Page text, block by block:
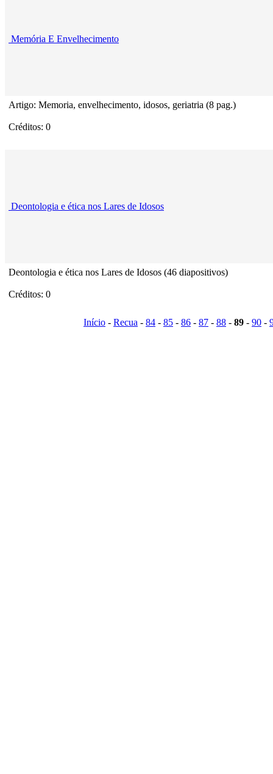
Memória E Envelhecimento
Artigo: Memoria, envelhecimento, idosos, geriatria (8 pag.)
Créditos: 0
Deontologia e ética nos Lares de Idosos
Deontologia e ética nos Lares de Idosos (46 diapositivos)
Créditos: 0
Início - Recua - 84 - 85 - 86 - 87 - 88 - 89 - 90 -